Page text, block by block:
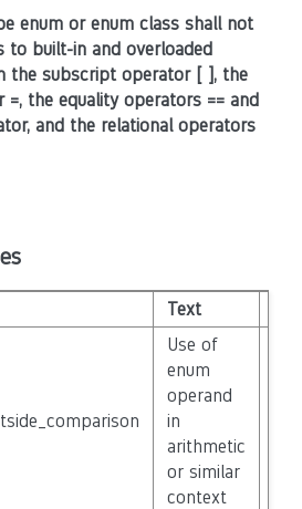
enum or enum class shall not
to built-in and overloaded
the subscript operator [ ], the
the equality operators == and
and the relational operators
Text
Use of
enum
operand
in
arithmetic
or similar
context